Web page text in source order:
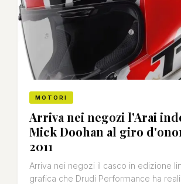
MOTORI
Arriva nei negozi l'Arai
Mick Doohan al giro
2011
Arriva nei negozi il casco in edizione
grafica che Drudi Performance ha